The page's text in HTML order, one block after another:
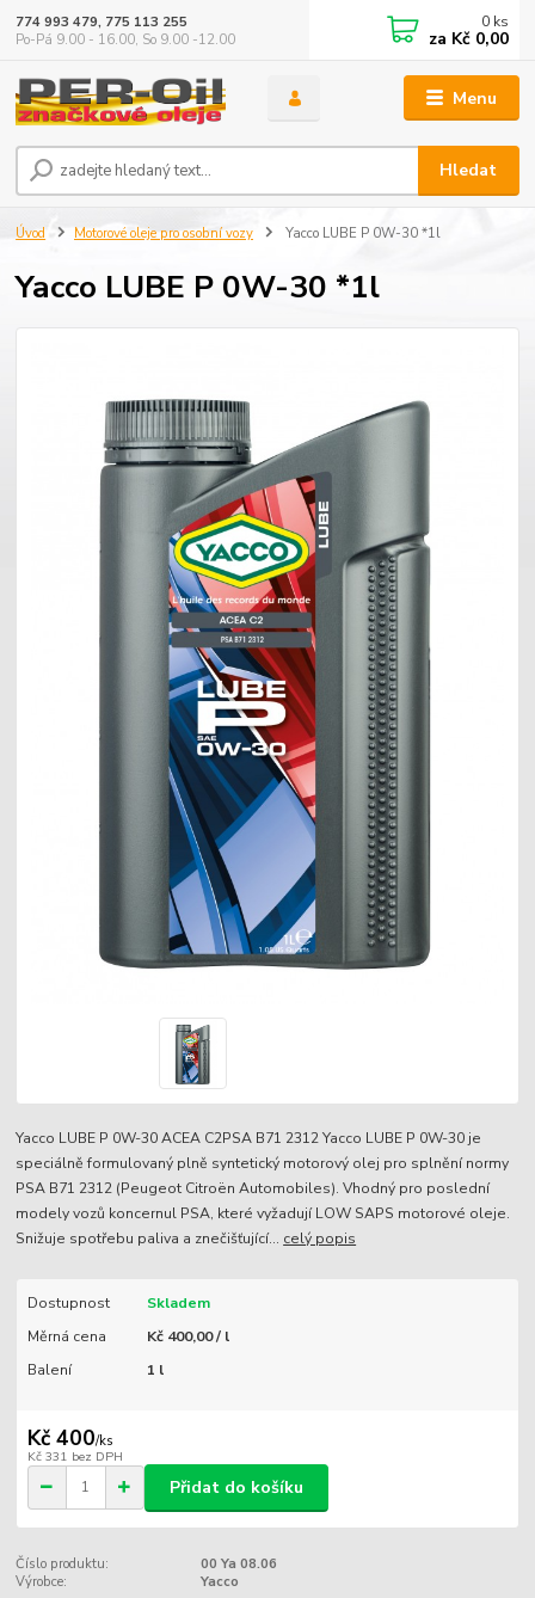
Menu
Hledat
774 993 479, 775 113 255
Po-Pá 9.00 - 16.00, So 9.00 -12.00
0 ks
za Kč 0,00
Úvod Motorové oleje pro osobní vozy Yacco LUBE P 0W-30 *1l
Yacco LUBE P 0W-30 *1l
Yacco LUBE P 0W-30 ACEA C2PSA B71 2312 Yacco LUBE P 0W-30 je
speciálně formulovaný plně syntetický motorový olej pro splnění normy
PSA B71 2312 (Peugeot Citroën Automobiles). Vhodný pro poslední
modely vozů koncernul PSA, které vyžadují LOW SAPS motorové oleje.
Snižuje spotřebu paliva a znečišťující... celý popis
Dostupnost
Skladem
Měrná cena
Kč 400,00 / l
Balení
1 l
Kč 400/ks
Kč 331 bez DPH
Přidat do košíku
Číslo produktu:
00 Ya 08.06
Výrobce:
Yacco